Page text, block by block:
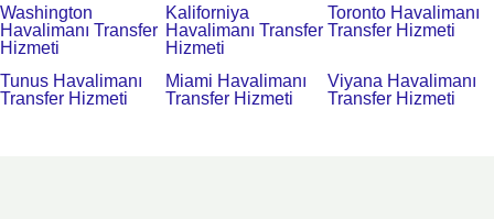
Washington
Havalimanı Transfer
Hizmeti
Kaliforniya
Havalimanı Transfer
Hizmeti
Toronto Havalimanı
Transfer Hizmeti
Tunus Havalimanı
Transfer Hizmeti
Miami Havalimanı
Transfer Hizmeti
Viyana Havalimanı
Transfer Hizmeti